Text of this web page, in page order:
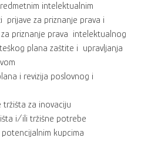
intelektualnim
prijave za priznanje prava i
priznanje prava intelektualnog
plana zaštite i upravljanja
i revizija poslovnog i
tržišta za inovaciju
i/ili tržišne potrebe
kupcima